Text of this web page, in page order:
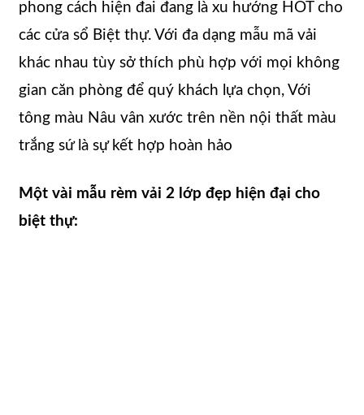
phong cách hiện đai đang là xu hướng HOT cho
các cửa sổ Biệt thự. Với đa dạng mẫu mã vải
khác nhau tùy sở thích phù hợp với mọi không
gian căn phòng để quý khách lựa chọn, Với
tông màu Nâu vân xước trên nền nội thất màu
trắng sứ là sự kết hợp hoàn hảo
Một vài mẫu rèm vải 2 lớp đẹp hiện đại cho
biệt thự: